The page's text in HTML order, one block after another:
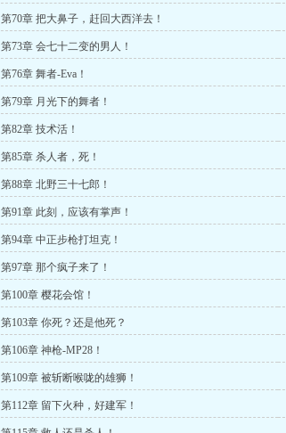
第70章 把大鼻子，赶回大西洋去！
第73章 会七十二变的男人！
第76章 舞者-Eva！
第79章 月光下的舞者！
第82章 技术活！
第85章 杀人者，死！
第88章 北野三十七郎！
第91章 此刻，应该有掌声！
第94章 中正步枪打坦克！
第97章 那个疯子来了！
第100章 樱花会馆！
第103章 你死？还是他死？
第106章 神枪-MP28！
第109章 被斩断喉咙的雄狮！
第112章 留下火种，好建军！